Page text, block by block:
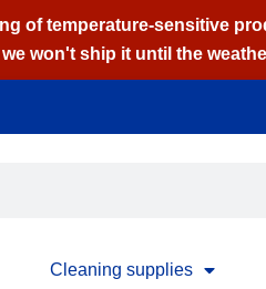
of temperature-sensitive
won't ship it until the
Cleaning supplies